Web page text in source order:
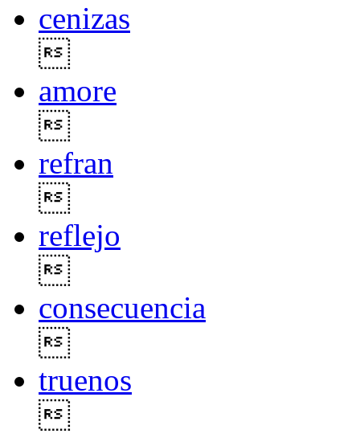
cenizas
amore
refran
reflejo
consecuencia
truenos